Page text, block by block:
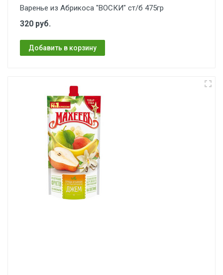
Варенье из Абрикоса "ВОСКИ" ст/б 475гр
320 руб.
Добавить в корзину